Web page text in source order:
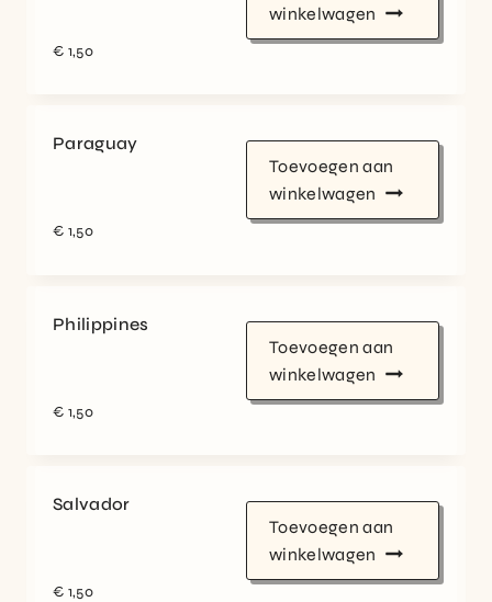
€ 1,50
winkelwagen
Paraguay
€ 1,50
Toevoegen aan
winkelwagen
Philippines
€ 1,50
Toevoegen aan
winkelwagen
Salvador
€ 1,50
Toevoegen aan
winkelwagen